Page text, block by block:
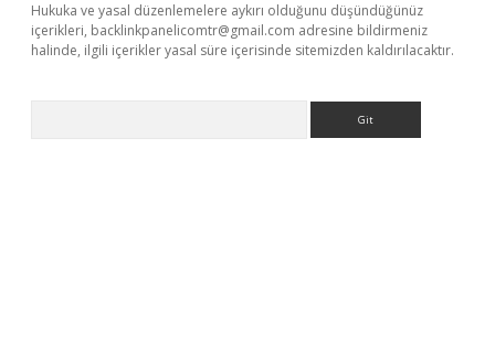
Hukuka ve yasal düzenlemelere aykırı olduğunu düşündüğünüz
içerikleri, backlinkpanelicomtr@gmail.com adresine bildirmeniz
halinde, ilgili içerikler yasal süre içerisinde sitemizden kaldırılacaktır.